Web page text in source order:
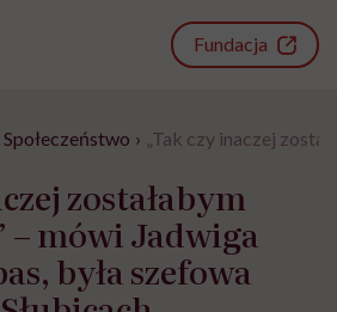
Fundacja
Społeczeństwo › „Tak czy inaczej
zostałabym
– mówi Jadwiga
była szefowa